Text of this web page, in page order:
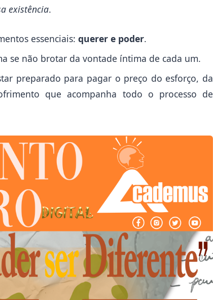
existência.
essenciais: querer e poder.
se não brotar da vontade íntima de cada um.
preparado para pagar o preço do esforço, da
que acompanha todo o processo de